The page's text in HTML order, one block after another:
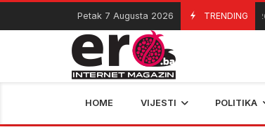
Skip
content
Petak 7 Augusta 2026 TRENDING
07/08/2026
HOME VIJESTI POLITIKA